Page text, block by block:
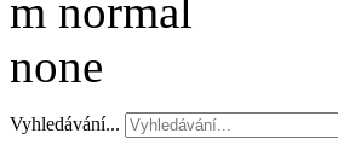
Vyhledávání...